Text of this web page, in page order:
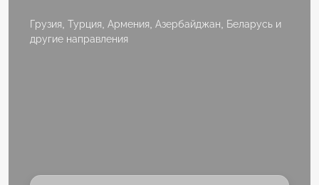
Грузия, Турция, Армения, Азербайджан, Беларусь и
другие направления